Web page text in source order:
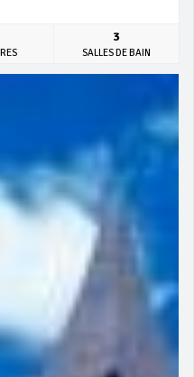
3
SALLES DE BAIN